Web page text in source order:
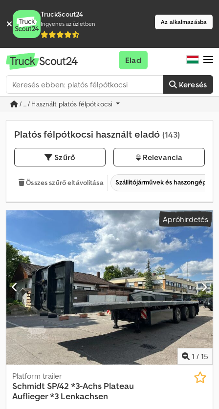
TruckScout24
Ingyenes az üzletben Az alkalmazásba
Keresés
Elad
/ ... / Használt platós félpótkocsi
Platós félpótkocsi használt eladó (143)
Szűrő Relevancia
Összes szűrő eltávolítása Szállítójárművek és
Apróhirdetés
1 / 15
Platform trailer
Schmidt SP/42 *3-Achs Plateau
Auflieger *3 Lenkachsen